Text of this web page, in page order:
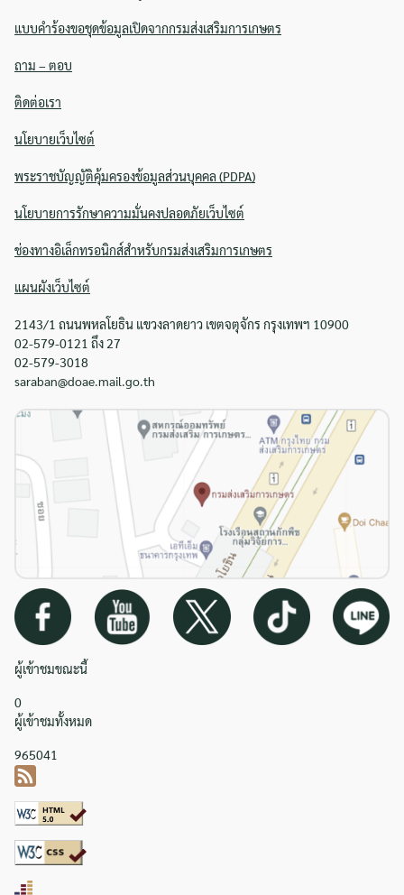
แบบคำร้องขอชุดข้อมูลเปิดจากกรมส่งเสริมการเกษตร
ถาม – ตอบ
ติดต่อเรา
นโยบายเว็บไซต์
พระราชบัญญัติคุ้มครองข้อมูลส่วนบุคคล (PDPA)
นโยบายการรักษาความมั่นคงปลอดภัยเว็บไซต์
ช่องทางอิเล็กทรอนิกส์สำหรับกรมส่งเสริมการเกษตร
แผนผังเว็บไซต์
2143/1 ถนนพหลโยธิน แขวงลาดยาว เขตจตุจักร กรุงเทพฯ 10900
02-579-0121 ถึง 27
02-579-3018
saraban@doae.mail.go.th
ผู้เข้าชมขณะนี้
0
ผู้เข้าชมทั้งหมด
965041